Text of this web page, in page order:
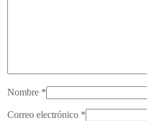
Nombre *
Correo electrónico *